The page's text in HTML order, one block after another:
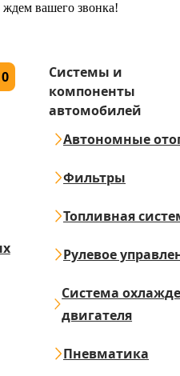
вашего звонка!
Системы и
компоненты
автомобилей
Автономные
Фильтры
Топливная
Рулевое
Система
двигателя
Пневматика